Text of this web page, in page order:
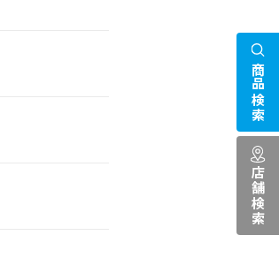
商品検索
店舗検索